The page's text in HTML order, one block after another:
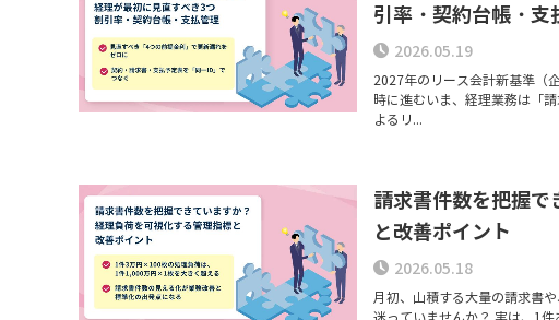
引率・契約台帳・支
2026.05.19
2027年のリース会計新基準（
時に進むいま、経理業務は「
よるリ...
請求書件数を把握
と改善ポイント
2026.05.18
月初、山積する大量の請求書